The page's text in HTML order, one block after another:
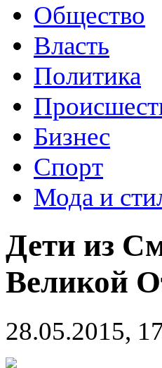
Общество
Власть
Политика
Бизнес
Спорт
Мода и
Дети из
Великой
28.05.2015,